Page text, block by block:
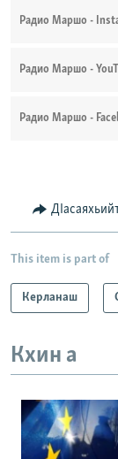
Радио Маршо -
Радио Маршо -
Радио Маршо -
This item is part of
Керланаш
Кхин а